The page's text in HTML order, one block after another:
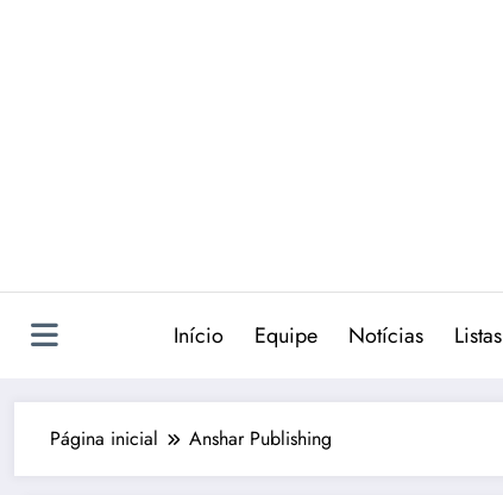
Início Equipe Notícias Listas
Página inicial Anshar Publishing